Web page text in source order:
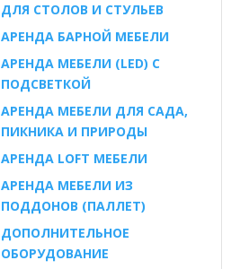
ДЛЯ СТОЛОВ И СТУЛЬЕВ
АРЕНДА БАРНОЙ МЕБЕЛИ
АРЕНДА МЕБЕЛИ (LED) С
ПОДСВЕТКОЙ
АРЕНДА МЕБЕЛИ ДЛЯ САДА,
ПИКНИКА И ПРИРОДЫ
АРЕНДА LOFT МЕБЕЛИ
АРЕНДА МЕБЕЛИ ИЗ
ПОДДОНОВ (ПАЛЛЕТ)
ДОПОЛНИТЕЛЬНОЕ
ОБОРУДОВАНИЕ